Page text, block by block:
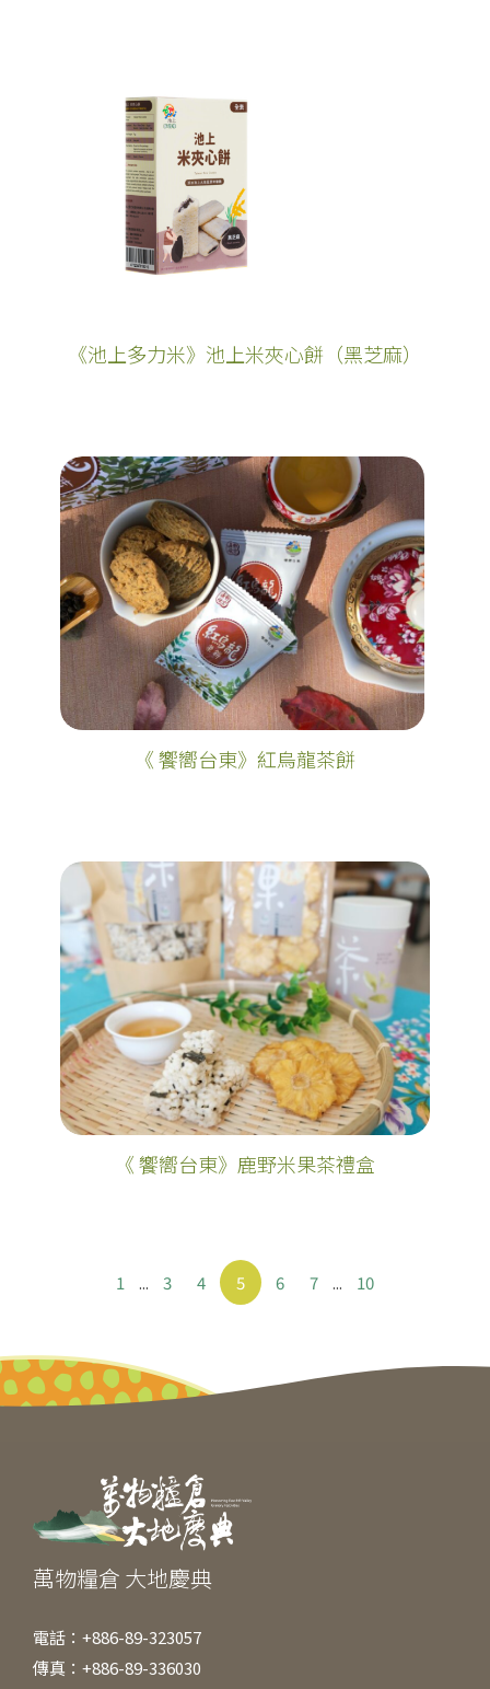
《池上多力米》池上米夾心餅（黑芝麻）
《 饗嚮台東》紅烏龍茶餅
《 饗嚮台東》鹿野米果茶禮盒
1 ... 3 4 5 6 7 ... 10
萬物糧倉 大地慶典
電話：+886-89-323057
傳真：+886-89-336030